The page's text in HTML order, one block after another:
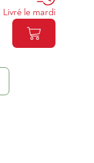
Livré le mardi